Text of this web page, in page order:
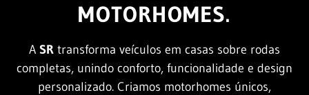
MOTORHOMES.
A SR transforma veículos em casas sobre rodas
completas, unindo conforto, funcionalidade e design
personalizado. Criamos motorhomes únicos,